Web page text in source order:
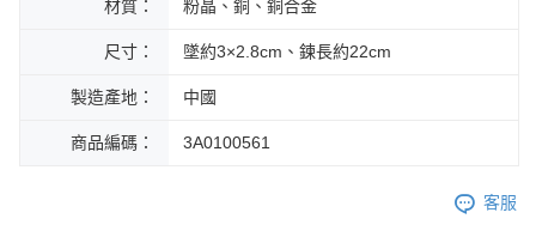
材質： 粉晶、銅、銅合金
尺寸： 墜約3×2.8cm、鍊長約22cm
製造產地： 中國
商品編碼： 3A0100561
客服